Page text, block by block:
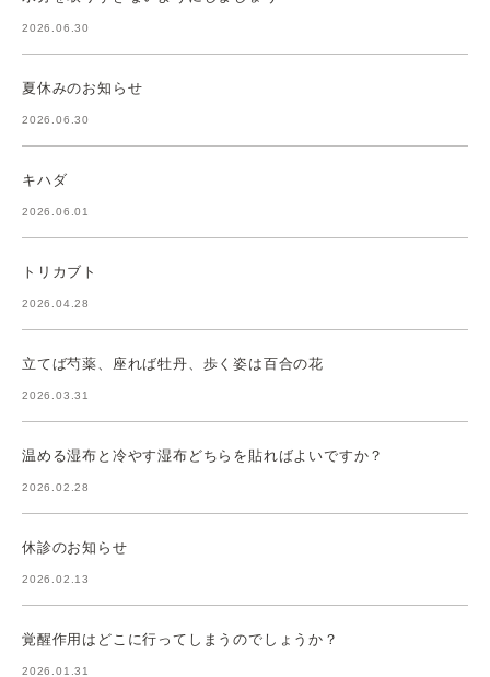
2026.06.30
夏休みのお知らせ
2026.06.30
キハダ
2026.06.01
トリカブト
2026.04.28
立てば芍薬、座れば牡丹、歩く姿は百合の花
2026.03.31
温める湿布と冷やす湿布どちらを貼ればよいですか？
2026.02.28
休診のお知らせ
2026.02.13
覚醒作用はどこに行ってしまうのでしょうか？
2026.01.31